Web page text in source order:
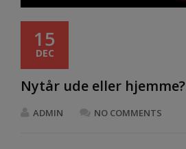
15
DEC
Nytår ude eller hjemme?
ADMIN NO COMMENTS